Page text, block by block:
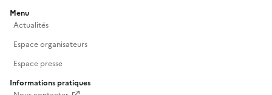
Menu
Actualités
Espace organisateurs
Espace presse
Informations pratiques